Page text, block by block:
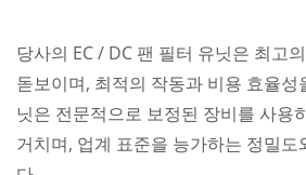
당사의 EC / DC 팬 필터 유닛은 최고
돋보이며, 최적의 작동과 비용 효율성
닛은 전문적으로 보정된 장비를 사용
거치며, 업계 표준을 능가하는 정밀도